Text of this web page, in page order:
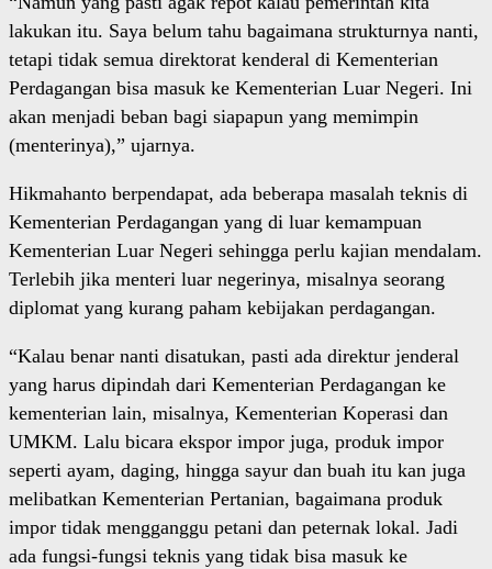
lakukan itu. Saya belum tahu bagaimana strukturnya nanti,
tetapi tidak semua direktorat kenderal di Kementerian
Perdagangan bisa masuk ke Kementerian Luar Negeri. Ini
akan menjadi beban bagi siapapun yang memimpin
(menterinya),” ujarnya.
Hikmahanto berpendapat, ada beberapa masalah teknis di
Kementerian Perdagangan yang di luar kemampuan
Kementerian Luar Negeri sehingga perlu kajian mendalam.
Terlebih jika menteri luar negerinya, misalnya seorang
diplomat yang kurang paham kebijakan perdagangan.
“Kalau benar nanti disatukan, pasti ada direktur jenderal
yang harus dipindah dari Kementerian Perdagangan ke
kementerian lain, misalnya, Kementerian Koperasi dan
UMKM. Lalu bicara ekspor impor juga, produk impor
seperti ayam, daging, hingga sayur dan buah itu kan juga
melibatkan Kementerian Pertanian, bagaimana produk
impor tidak mengganggu petani dan peternak lokal. Jadi
ada fungsi-fungsi teknis yang tidak bisa masuk ke